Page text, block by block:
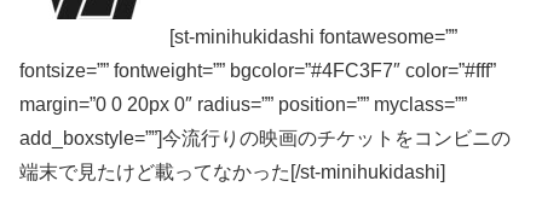
[st-minihukidashi fontawesome=””
fontsize=”” fontweight=”” bgcolor=”#4FC3F7″ color=”#fff”
margin=”0 0 20px 0″ radius=”” position=”” myclass=””
add_boxstyle=””]今流行りの映画のチケットをコンビニの
端末で見たけど載ってなかった[/st-minihukidashi]